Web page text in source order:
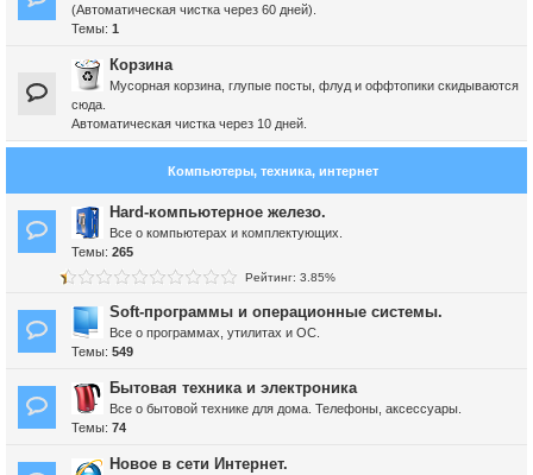
(Автоматическая чистка через 60 дней).
Темы: 1
Корзина
Мусорная корзина, глупые посты, флуд и оффтопики скидываются
сюда.
Автоматическая чистка через 10 дней.
Компьютеры, техника, интернет
Hard-компьютерное железо.
Все о компьютерах и комплектующих.
Темы: 265
Рейтинг: 3.85%
Soft-программы и операционные системы.
Все о программах, утилитах и ОС.
Темы: 549
Бытовая техника и электроника
Все о бытовой технике для дома. Телефоны, аксессуары.
Темы: 74
Новое в сети Интернет.